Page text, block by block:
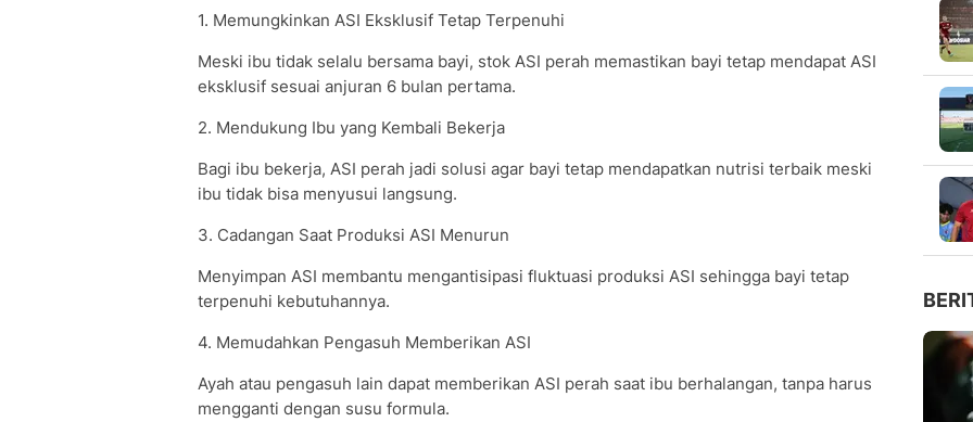
1. Memungkinkan ASI Eksklusif Tetap Terpenuhi
Meski ibu tidak selalu bersama bayi, stok ASI perah memastikan bayi tetap mendapat ASI
eksklusif sesuai anjuran 6 bulan pertama.
2. Mendukung Ibu yang Kembali Bekerja
Bagi ibu bekerja, ASI perah jadi solusi agar bayi tetap mendapatkan nutrisi terbaik meski
ibu tidak bisa menyusui langsung.
3. Cadangan Saat Produksi ASI Menurun
Menyimpan ASI membantu mengantisipasi fluktuasi produksi ASI sehingga bayi tetap
terpenuhi kebutuhannya.
4. Memudahkan Pengasuh Memberikan ASI
Ayah atau pengasuh lain dapat memberikan ASI perah saat ibu berhalangan, tanpa harus
mengganti dengan susu formula.